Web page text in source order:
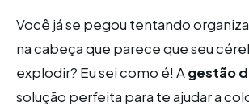
Você já se pegou tentando
na cabeça que parece que seu
explodir? Eu sei como é! Agestão
solução perfeita para te ajudar a